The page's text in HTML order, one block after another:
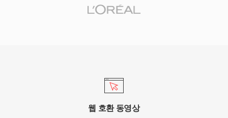
가 WebM 재생을 기본 지원하며, YouTube는 VP9
하도록 확장되어, 개방형 코덱 채택을 위한 수단으
라이선스 비용 제로, 보편적인 브라우저 지원의 조
웹 호환 동영상